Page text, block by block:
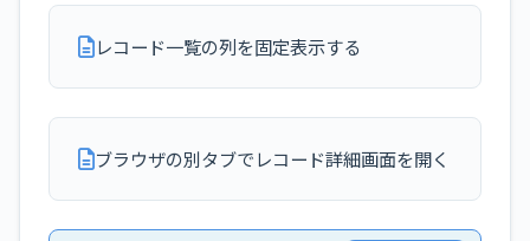
レコード一覧の列を固定表示する
ブラウザの別タブでレコード詳細画面を開く